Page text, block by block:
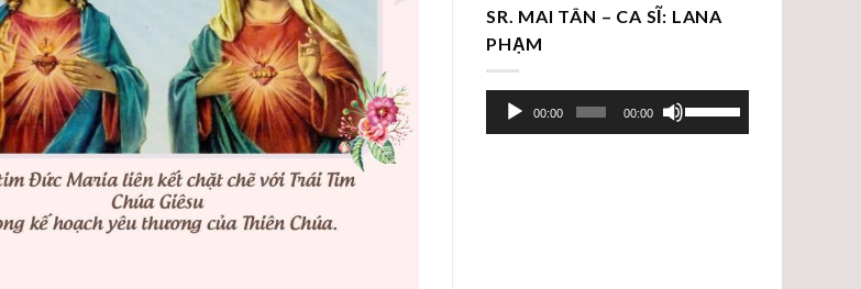
SR. MAI TÂN – CA SĨ: LANA
PHẠM
Trình
chơi
00:00 00:00
dụng